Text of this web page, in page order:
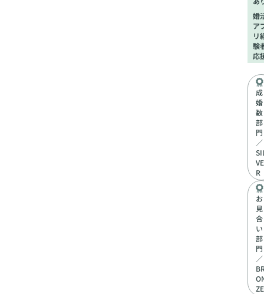
婚
ア
リ
験
応
成
婚
数
部
門
／
VE
R
お
見
合
い
部
門
／
ZE